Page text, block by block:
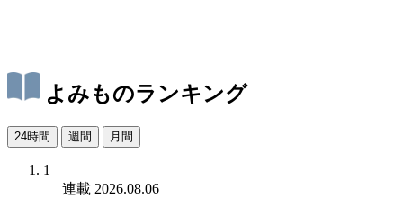
よみものランキング
24時間 週間 月間
1
連載 2026.08.06